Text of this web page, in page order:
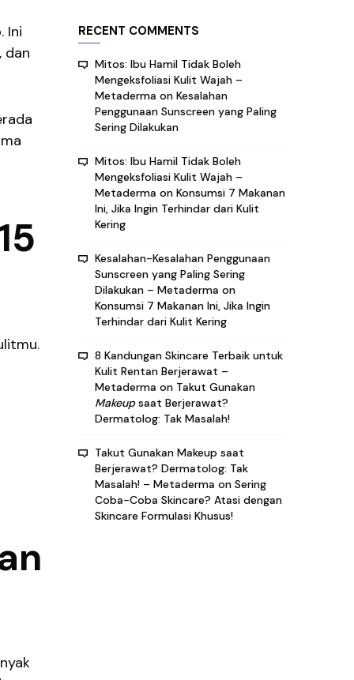
Ini
dan
RECENT COMMENTS
Mitos: Ibu Hamil Tidak Boleh
Mengeksfoliasi Kulit Wajah –
Metaderma on Kesalahan
Penggunaan Sunscreen yang Paling
Sering Dilakukan
Mitos: Ibu Hamil Tidak Boleh
Mengeksfoliasi Kulit Wajah –
Metaderma on Konsumsi 7 Makanan
Ini, Jika Ingin Terhindar dari Kulit
Kering
Kesalahan-Kesalahan Penggunaan
Sunscreen yang Paling Sering
Dilakukan – Metaderma on
Konsumsi 7 Makanan Ini, Jika Ingin
Terhindar dari Kulit Kering
8 Kandungan Skincare Terbaik untuk
Kulit Rentan Berjerawat –
Metaderma on Takut Gunakan
Makeupsaat Berjerawat?
Dermatolog: Tak Masalah!
Takut Gunakan Makeup saat
Berjerawat? Dermatolog: Tak
Masalah! – Metaderma on Sering
Coba-Coba Skincare? Atasi dengan
Skincare Formulasi Khusus!